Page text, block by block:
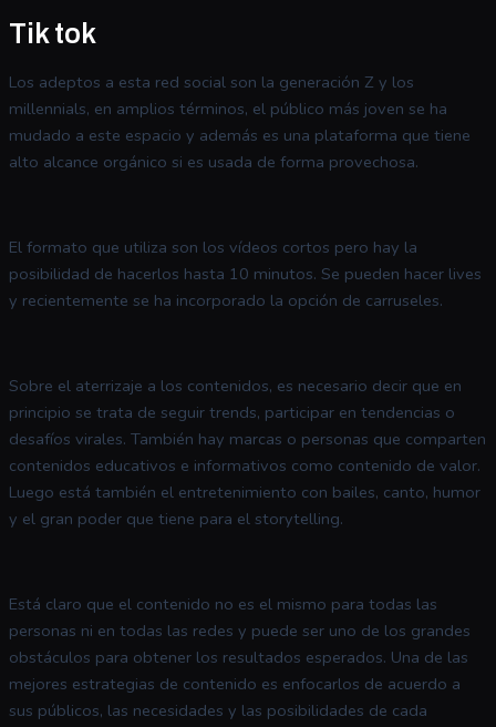
Tik tok
Los adeptos a esta red social son la generación Z y los
millennials, en amplios términos, el público más joven se ha
mudado a este espacio y además es una plataforma que tiene
alto alcance orgánico si es usada de forma provechosa.
El formato que utiliza son los vídeos cortos pero hay la
posibilidad de hacerlos hasta 10 minutos. Se pueden hacer lives
y recientemente se ha incorporado la opción de carruseles.
Sobre el aterrizaje a los contenidos, es necesario decir que en
principio se trata de seguir trends, participar en tendencias o
desafíos virales. También hay marcas o personas que comparten
contenidos educativos e informativos como contenido de valor.
Luego está también el entretenimiento con bailes, canto, humor
y el gran poder que tiene para el storytelling.
Está claro que el contenido no es el mismo para todas las
personas ni en todas las redes y puede ser uno de los grandes
obstáculos para obtener los resultados esperados. Una de las
mejores estrategias de contenido es enfocarlos de acuerdo a
sus públicos, las necesidades y las posibilidades de cada